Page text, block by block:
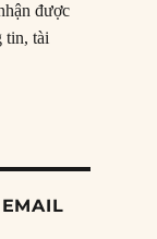
được
tin, tài